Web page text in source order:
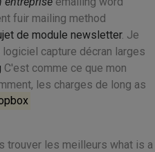
fuir mailing method
de module newsletter. Je
capture décran larges
C'est comme ce que mon
les charges de long as
trouver les meilleurs what is a